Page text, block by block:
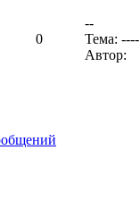
0
--
Тема: ----
Автор: